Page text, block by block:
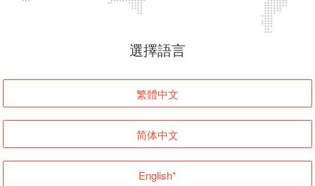
頁面無法顯示
登入
返回首頁
選擇語言
繁體中文
简体中文
English*